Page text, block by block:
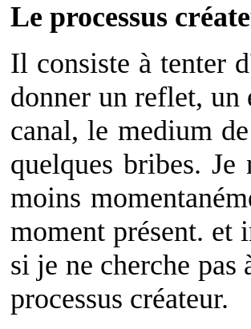
Le processus
Il consiste à tenter
donner un reflet, un
canal, le medium
quelques bribes.
moins
moment présent. et
si je ne cherche
processus créateur.